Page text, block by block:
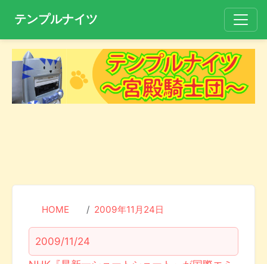
テンプルナイツ
HOME 2009年11月24日
2009/11/24